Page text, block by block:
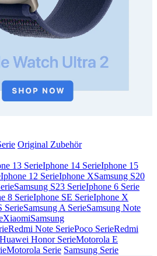
Original Zubehör
13 SerieIphone 14 SerieIphone 15
Iphone 12 SerieIphone XSamsung S20
Samsung S23 SerieIphone 6 Serie
8 SerieIphone SE SerieIphone X
SerieSamsung A SerieSamsung Note
XiaomiSamsung
Redmi Note SeriePoco SerieRedmi
Huawei Honor SerieMotorola E
Motorola Serie Samsung Serie